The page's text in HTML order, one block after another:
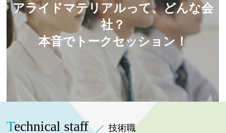
アライドマテリアルって、どんな会
社？
本音でトークセッション！
Technical staff 技術職